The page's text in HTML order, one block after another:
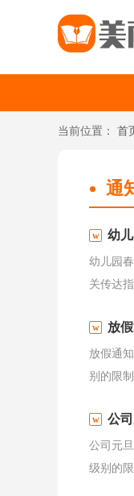
当前位置： 首
通
幼
幼儿园
关传达
放
放假通
别的限
公
公司元
级别的